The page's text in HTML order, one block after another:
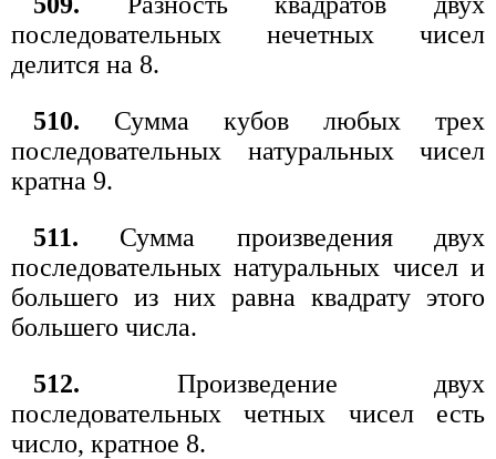
последовательных нечетных чисел
делится на 8.
510. Сумма кубов любых трех
последовательных натуральных чисел
кратна 9.
511. Сумма произведения двух
последовательных натуральных чисел и
большего из них равна квадрату этого
большего числа.
512. Произведение двух
последовательных четных чисел есть
число, кратное 8.